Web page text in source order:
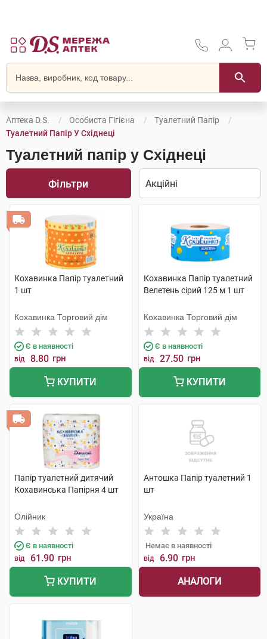
Аптека D.S. Особиста Гігієна
Туалетний Папір
Туалетний Папір У Східнеці
Туалетний папір у Східнеці
Фільтри
Кохавинка Папір туалетний
1 шт
Кохавинка Торговий дім
Є в наявності
від 8.80 грн
КУПИТИ
Кохавинка Папір туалетний
Велетень сірий 125 м 1 шт
Кохавинка Торговий дім
Є в наявності
від 27.50 грн
КУПИТИ
Папір туалетний дитячий
Кохавинська Папірня 4 шт
Олійник
Є в наявності
від 61.90 грн
КУПИТИ
Антошка Папір туалетний 1
шт
Україна
Немає в наявності
від 6.90 грн
АНАЛОГИ